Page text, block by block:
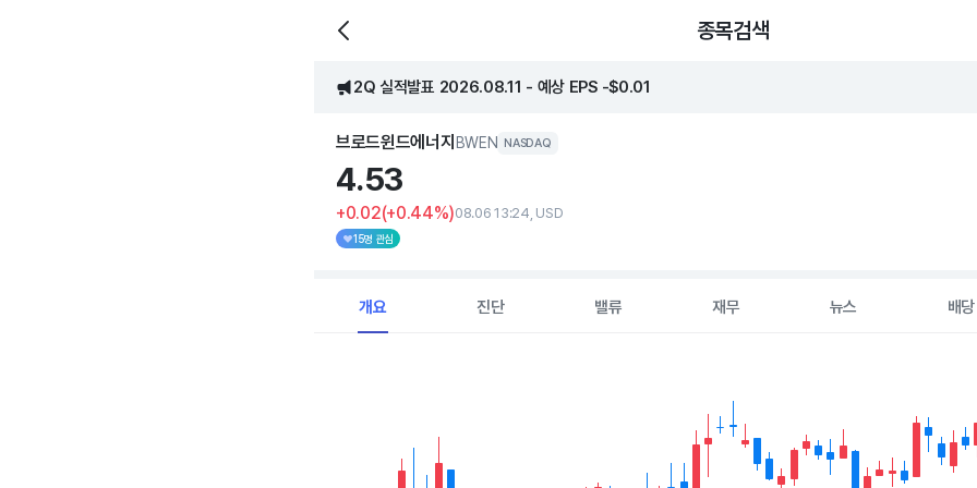
종목검색
2Q 실적발표 2026.08.11 - 예상 EPS -$0.01
브로드윈드에너지 BWEN NASDAQ
4.53
+0.02(+0.44%)08.06 13:24, USD
15명 관심
개요 진단 밸류 재무 뉴스 배당
The chart has 1 X axis displaying Time. Data ranges from 2026-05-06 00:00:00 to
The chart has 1 Y axis displaying values. Data ranges from 1.98 to 5.52.